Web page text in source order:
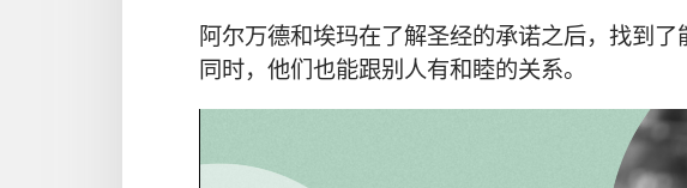
阿尔万德和埃玛在了解圣经的承诺之后，找到
同时，他们也能跟别人有和睦的关系。